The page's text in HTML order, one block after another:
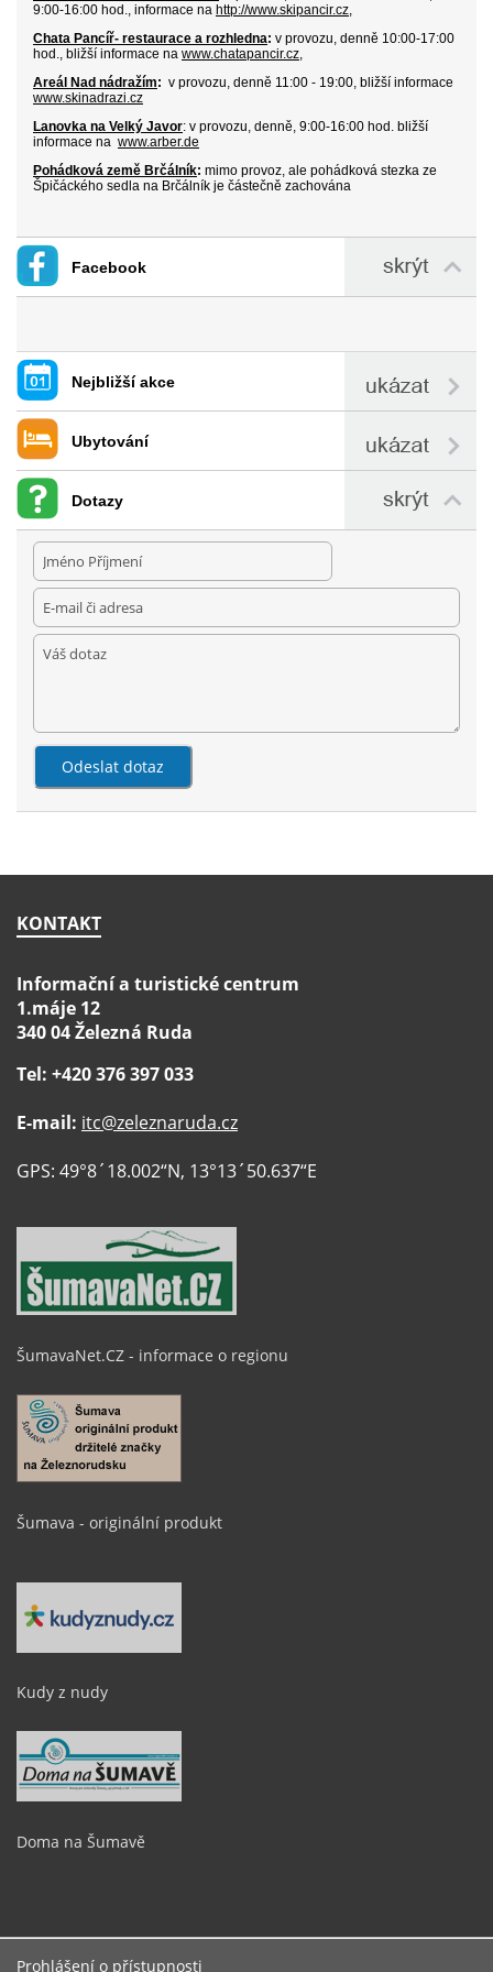
9:00-16:00 hod., informace na http://www.skipancir.cz
Chata Pancíř- restaurace a rozhledna: v provozu , denně 10:00-17:00
hod.,
bližší informace na www.chatapancir.cz
Areál Nad nádražím: v provozu, denně 11:00 - 19:00, bližší informace
www.skinadrazi.cz
Lanovka na Velký Javor: v provozu, denně, 9:00-16:00 hod. bližší
informace na www.arber.de
Pohádková země Brčálník: mimo provoz, ale pohádková stezka ze
Špičáckého sedla na Brčálník je částečně zachována
Facebook
Nejbližší akce
Ubytování
Dotazy
KONTAKT
Informační a turistické centrum
1.máje 12
340 04 Železná Ruda
Tel: +420 376 397 033
E-mail: itc@zeleznaruda.cz
GPS: 49°8´18.002“N, 13°13´50.637“E
ŠumavaNet.CZ - informace o regionu
Šumava - originální produkt
Kudy z nudy
Doma na Šumavě
Prohlášení o přístupnosti